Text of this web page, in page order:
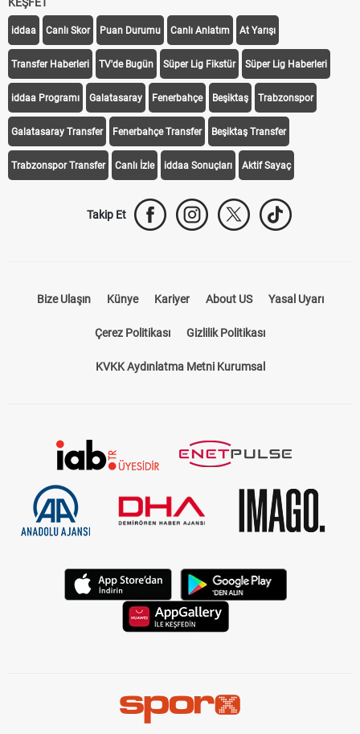
iddaa Canlı Skor Puan Durumu Canlı Anlatım At Yarışı
Transfer Haberleri TV'de Bugün Süper Lig Fikstür Süper Lig Haberleri
iddaa Programı Galatasaray Fenerbahçe Beşiktaş Trabzonspor
Galatasaray Transfer Fenerbahçe Transfer Beşiktaş Transfer
Trabzonspor Transfer Canlı İzle iddaa Sonuçları Aktif Sayaç
Takip Et
Bize Ulaşın Künye Kariyer About US Yasal Uyarı
Çerez Politikası Gizlilik Politikası
KVKK Aydınlatma Metni Kurumsal